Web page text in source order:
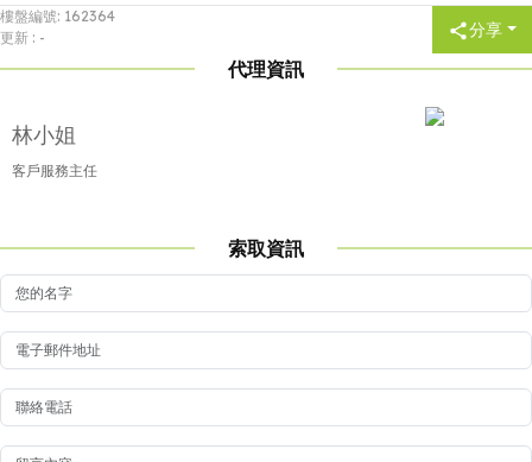
樓盤編號: 162364
更新 : - 分享
代理資訊
林小姐
客戶服務主任
索取資訊